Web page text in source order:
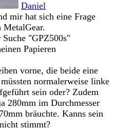
Daniel
mir hat sich eine Frage
MetalGear.
"GPZ500s"
Papieren
vorne, die beide eine
normalerweise linke
sein oder? Zudem
280mm im Durchmesser
bräuchte. Kanns sein
stimmt?